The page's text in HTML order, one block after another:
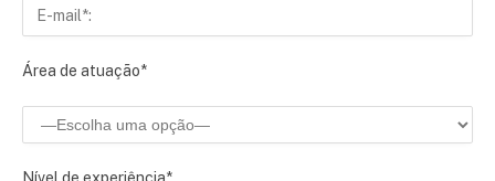
Área de atuação*